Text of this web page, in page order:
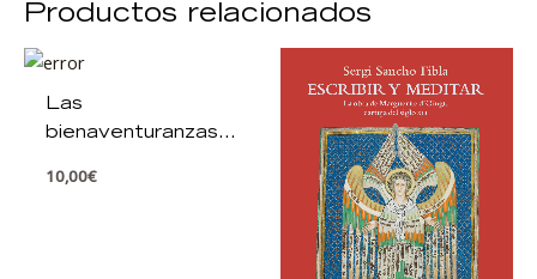
Productos relacionados
Las
bienaventuranzas,
10,00€